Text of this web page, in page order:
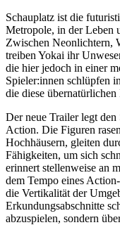
Schauplatz ist die
Metropole, in der Leben
Zwischen Neonlichtern,
treiben Yokai ihr
die hier jedoch in einer
Spieler:innen schlüpfen
die diese
Der neue Trailer legt
Action. Die Figuren
Hochhäusern, gleiten
Fähigkeiten, um sich
erinnert stellenweise an
dem Tempo eines
die Vertikalität der
Erkundungsabschnitte
abzuspielen, sondern